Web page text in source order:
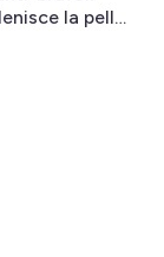
la pelle
ml